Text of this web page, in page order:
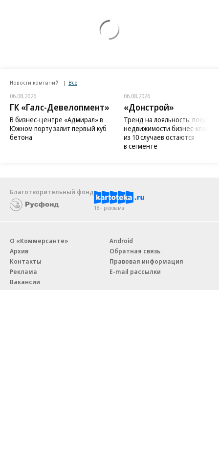
Новости компаний Все
06.08.2026
ГК «Галс-Девелопмент»
В бизнес-центре «Адмирал» в
Южном порту залит первый куб
бетона
06.08.2026
«Донстрой»
Тренд на лояльность:
недвижимости бизнес-класса
из 10 случаев остаются
в сегменте
Благотворительный фонд
18+ реклама
О «Коммерсанте»
Архив
Контакты
Реклама
Вакансии
Android
Обратная связь
Правовая информация
E-mail рассылки